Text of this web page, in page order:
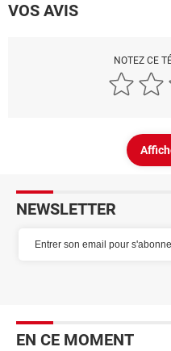
VOS AVIS
NOTEZ CE
NEWSLETTER
EN CE MOMENT